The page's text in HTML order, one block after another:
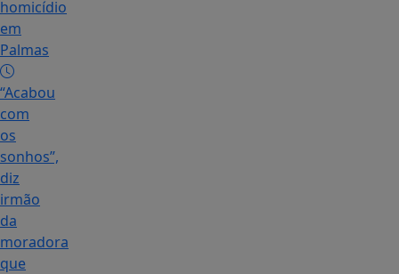
homicídio
em
Palmas
“Acabou
com
os
sonhos”,
diz
irmão
da
moradora
que